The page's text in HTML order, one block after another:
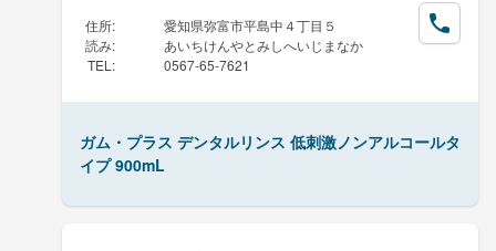
住所:
愛知県弥富市平島中４丁目５
読み:
あいちけんやとみしへいじまなか
TEL : 0567-65-7621
ガム・プラス デンタルリンス 低刺激ノンアルコールタ
イプ 900mL